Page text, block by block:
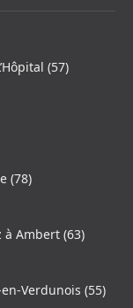
(57)
(78)
à Ambert (63)
Verdunois (55)